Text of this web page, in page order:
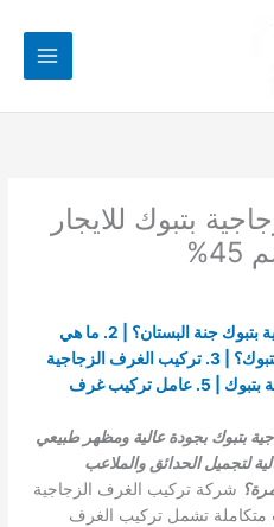
بتبوك للايجار
1. لماذا بناء و تركيب الغرف الزجاجية بتبوك جنة البستان؟ | 2. ما هي
افضل شركة تركيب غرف زجاجية بتبوك؟ | 3. تركيب الغرف الزجاجية
بتبوك | 4. معلم تركيب غرف زجاجية بتبوك | 5. عامل تركيب غرف
بتبوك بجودة عالية ومظهر طبيعي
لتجميل الحدائق والملاعب
شركة تركيب الغرف الزجاجية
تشمل تركيب الغرف